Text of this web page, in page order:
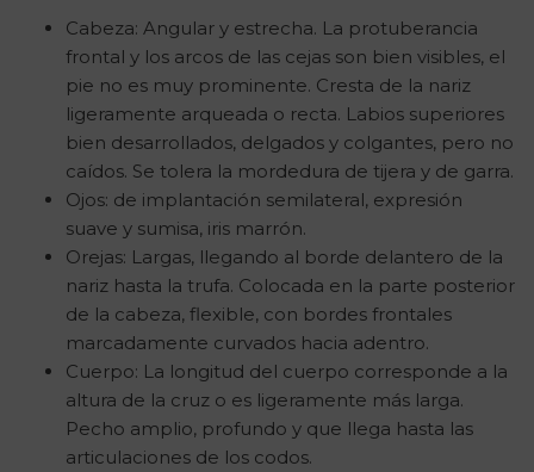
Cabeza: Angular y estrecha. La protuberancia
frontal y los arcos de las cejas son bien visibles, el
pie no es muy prominente. Cresta de la nariz
ligeramente arqueada o recta. Labios superiores
bien desarrollados, delgados y colgantes, pero no
caídos. Se tolera la mordedura de tijera y de garra.
Ojos: de implantación semilateral, expresión
suave y sumisa, iris marrón.
Orejas: Largas, llegando al borde delantero de la
nariz hasta la trufa. Colocada en la parte posterior
de la cabeza, flexible, con bordes frontales
marcadamente curvados hacia adentro.
Cuerpo: La longitud del cuerpo corresponde a la
altura de la cruz o es ligeramente más larga.
Pecho amplio, profundo y que llega hasta las
articulaciones de los codos.